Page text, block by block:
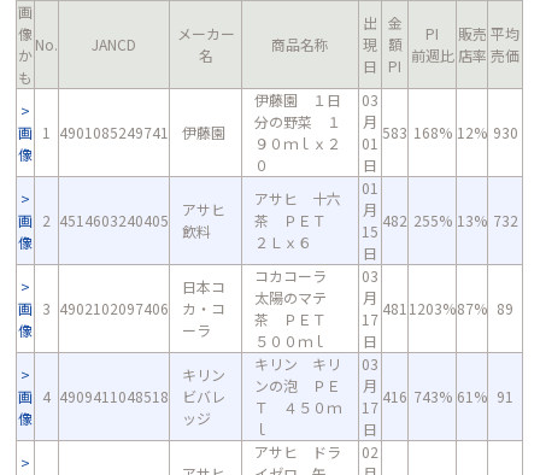
画
像
か
も
No. JANCD
メーカー
名
商品名称
出
現
日
金
額
PI
PI
前週比
販売
店率
平均
売価
画
像
1 4901085249741 伊藤園
伊藤園 １日
分の野菜 １
９０ｍｌｘ２
０
03
月
01
日
583 168% 12% 930
画
像
2 4514603240405
アサヒ
飲料
アサヒ 十六
茶 ＰＥＴ
２Ｌｘ６
01
月
15
日
482 255% 13% 732
画
像
3 4902102097406
日本コ
カ・コ
ーラ
コカコーラ
太陽のマテ
茶 ＰＥＴ
５００ｍｌ
03
月
17
日
481 1203%87% 89
画
像
4 4909411048518
キリン
ビバレ
ッジ
キリン キリ
ンの泡 ＰＥ
Ｔ ４５０ｍ
ｌ
03
月
17
日
416 743% 61% 91
アサヒ ドラ
02